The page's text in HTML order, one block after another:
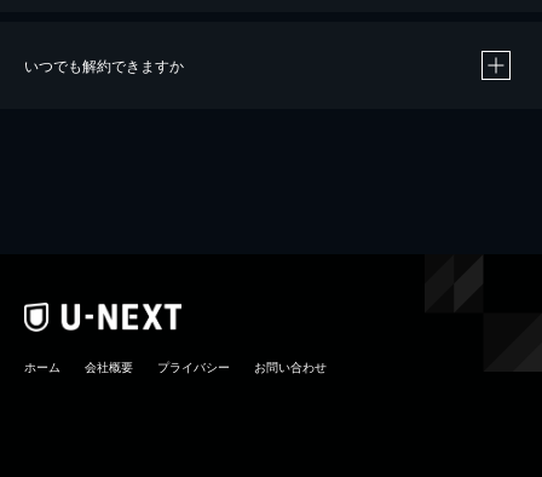
いつでも解約できますか
ホーム 会社概要 プライバシー お問い合わせ